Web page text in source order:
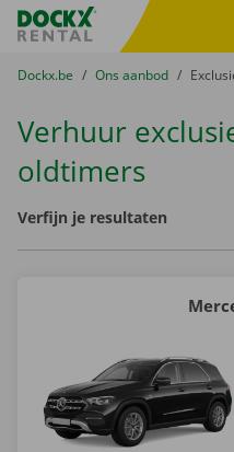
Fratello DEMO
U bevindt zich hier:
van
Dockx.be naar
Ons aanbod naar
Verhuur
oldtimers
Filters
Verfijn je resultaten